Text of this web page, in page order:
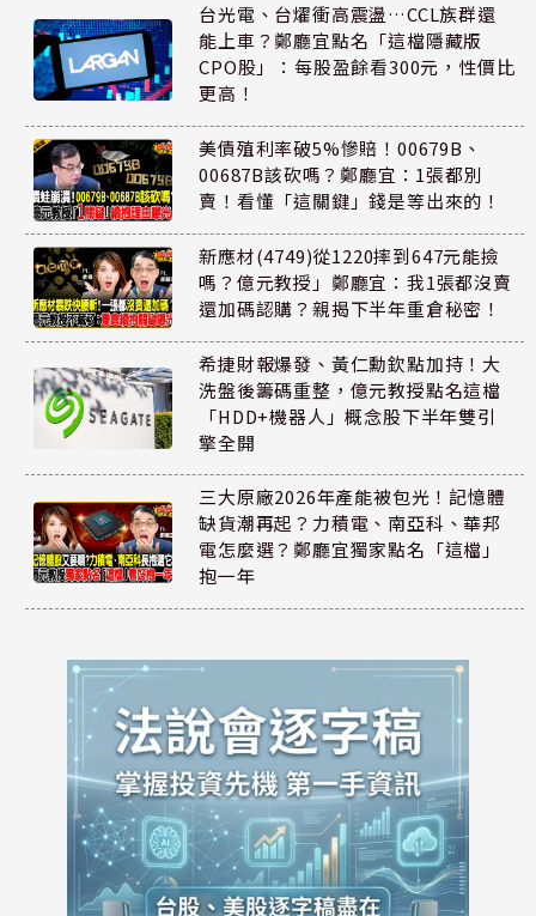
台光電、台燿衝高震盪…CCL族群還
能上車？鄭廳宜點名「這檔隱藏版
CPO股」：每股盈餘看300元，性價比
更高！
美債殖利率破5%慘賠！00679B、
00687B該砍嗎？鄭廳宜：1張都別
賣！看懂「這關鍵」錢是等出來的！
新應材(4749)從1220摔到647元能撿
嗎？億元教授」鄭廳宜：我1張都沒賣
還加碼認購？親揭下半年重倉秘密！
希捷財報爆發、黃仁勳欽點加持！大
洗盤後籌碼重整，億元教授點名這檔
「HDD+機器人」概念股下半年雙引
擎全開
三大原廠2026年產能被包光！記憶體
缺貨潮再起？力積電、南亞科、華邦
電怎麼選？鄭廳宜獨家點名「這檔」
抱一年